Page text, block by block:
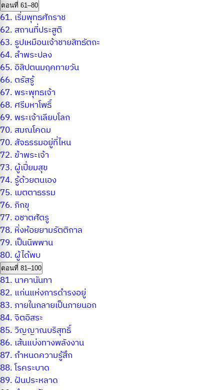
ตอนที่ 61–80
61. เริ่มพุทธศักราช
62. สถานที่ประสูติ
63. รูปเหมือนเจ้าชายสิทธัตถะ
64. ลำพระปลง
65. อิสิปตนมฤคทายวัน
66. ตรัสรู้
67. พระพุทธเจ้า
68. ศรีมหาโพธิ์
69. พระเจ้าเลียบโลก
70. สมณโคดม
70. สัจธรรมอยู่ที่ไหน
72. ข้าพระเจ้า
73. ผู้เปี่ยมสุข
74. รู้ด้วยตนเอง
75. เมตตาธรรม
76. ภิกขุ
77. อชาตศัตรู
78. หิ่งห้อยยามรัตติกาล
79. เป็นนิพพาน
80. ผู้ได้พบ
ตอนที่ 81–100
81. นาคานันทา
82. แก่นแห่งการดำรงอยู่
83. ภายในกลายเป็นภายนอก
84.จิตอิสระ
85.วิญญาณบริสุทธิ์
86. เส้นแบ่งทางพลังงาน
87. กำหนดความรู้สึก
88.โรคระบาด
89. ฝันประหลาด